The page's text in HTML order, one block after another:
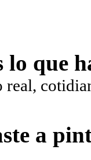
que
real,
a